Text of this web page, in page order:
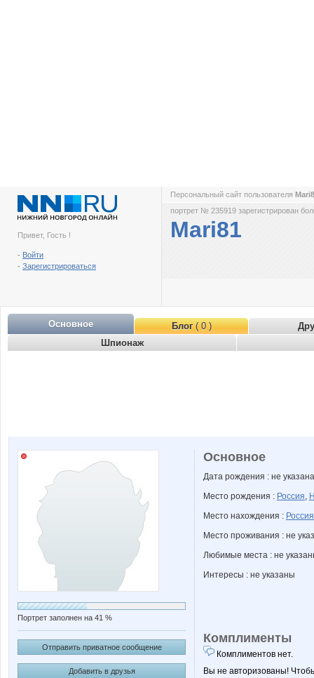
Привет, Гость !
- Войти
- Зарегистрироваться
Персональный сайт пользователя
портрет № 235919 зарегистрирован
Mari81
Основное Блог( 0 )
Шпионаж
Портрет заполнен на 41 %
Отправить приватное сообщение
Добавить в друзья
Основное
Дата рождения : не указана
Место рождения : Россия,
Место нахождения : Россия
Место проживания : не
Любимые места : не
Интересы : не указаны
Комплименты
Комплиментов нет.
Вы не авторизованы!